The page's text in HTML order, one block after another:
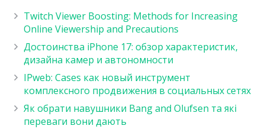
Twitch Viewer Boosting: Methods for Increasing
Online Viewership and Precautions
Достоинства iPhone 17: обзор характеристик,
дизайна камер и автономности
IPweb: Cases как новый инструмент
комплексного продвижения в социальных сетях
Як обрати навушники Bang and Olufsen та які
переваги вони дають